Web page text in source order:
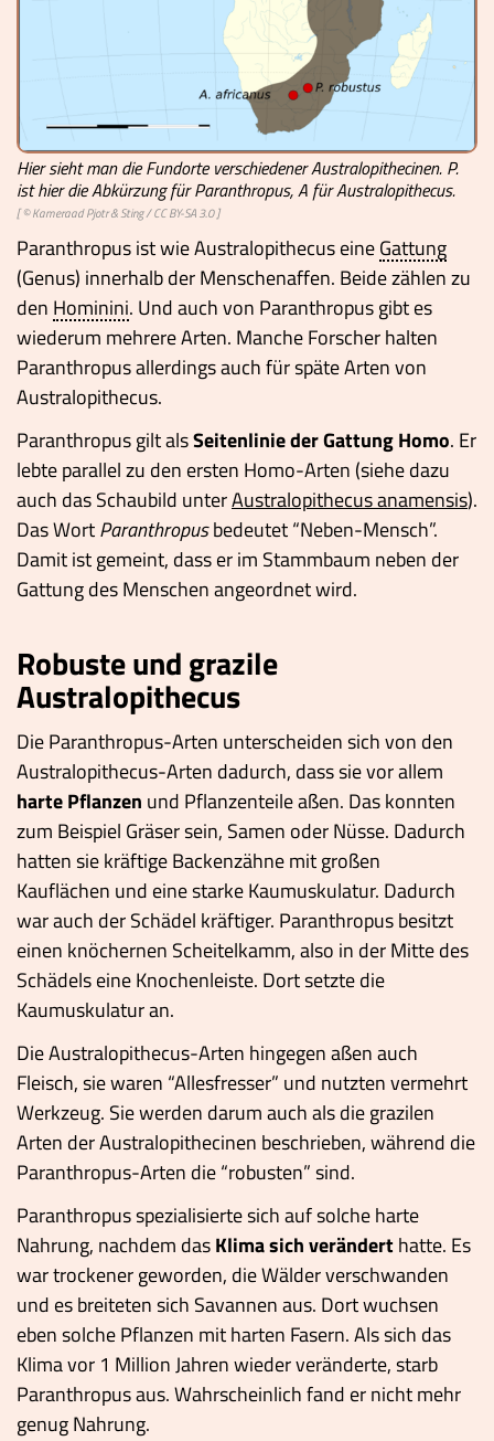
Hier sieht man die Fundorte verschiedener Australopithecinen. P.
ist hier die Abkürzung für Paranthropus, A für Australopithecus.
[ ©Kameraad Pjotr & Sting/CC BY-SA 3.0]
Paranthropus ist wie Australopithecus eineGattung
(Genus) innerhalb der Menschenaffen. Beide zählen zu
den Hominini. Und auch von Paranthropus gibt es
wiederum mehrere Arten. Manche Forscher halten
Paranthropus allerdings auch für späte Arten von
Australopithecus.
Paranthropus gilt alsSeitenlinie der Gattung Homo. Er
lebte parallel zu den ersten Homo-Arten (siehe dazu
auch das Schaubild unterAustralopithecus anamensis).
Das WortParanthropusbedeutet “Neben-Mensch”.
Damit ist gemeint, dass er im Stammbaum neben der
Gattung des Menschen angeordnet wird.
Robuste und grazile
Australopithecus
Die Paranthropus-Arten unterscheiden sich von den
Australopithecus-Arten dadurch, dass sie vor allem
harte Pflanzen und Pflanzenteile aßen. Das konnten
zum Beispiel Gräser sein, Samen oder Nüsse. Dadurch
hatten sie kräftige Backenzähne mit großen
Kauflächen und eine starke Kaumuskulatur. Dadurch
war auch der Schädel kräftiger. Paranthropus besitzt
einen knöchernen Scheitelkamm, also in der Mitte des
Schädels eine Knochenleiste. Dort setzte die
Kaumuskulatur an.
Die Australopithecus-Arten hingegen aßen auch
Fleisch, sie waren “Allesfresser” und nutzten vermehrt
Werkzeug. Sie werden darum auch als die grazilen
Arten der Australopithecinen beschrieben, während die
Paranthropus-Arten die “robusten” sind.
Paranthropus spezialisierte sich auf solche harte
Nahrung, nachdem dasKlima sich veränderthatte. Es
war trockener geworden, die Wälder verschwanden
und es breiteten sich Savannen aus. Dort wuchsen
eben solche Pflanzen mit harten Fasern. Als sich das
Klima vor 1 Million Jahren wieder veränderte, starb
Paranthropus aus. Wahrscheinlich fand er nicht mehr
genug Nahrung.